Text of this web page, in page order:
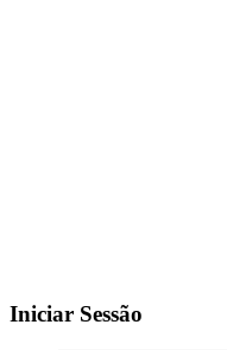
Iniciar Sessão